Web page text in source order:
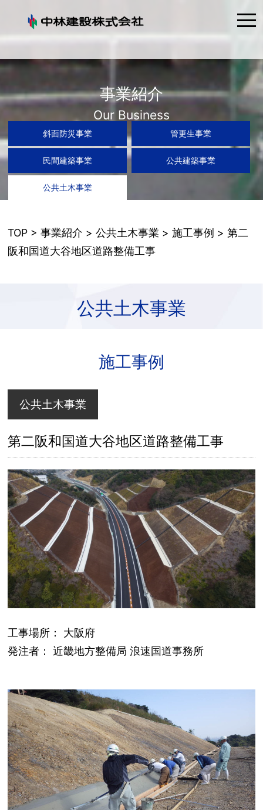
事業紹介
Our Business
斜面防災事業 管更生事業
民間建築事業 公共建築事業
公共土木事業
TOP >事業紹介 >公共土木事業 >施工事例 > 第二
阪和国道大谷地区道路整備工事
公共土木事業
施工事例
公共土木事業
第二阪和国道大谷地区道路整備工事
工事場所： 大阪府
発注者： 近畿地方整備局 浪速国道事務所